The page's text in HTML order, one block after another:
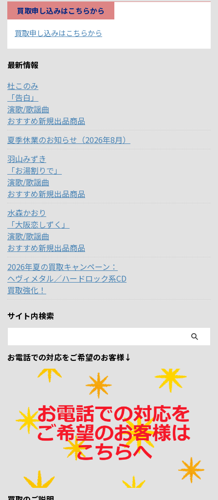
買取申し込みはこちらから
買取申し込みはこちらから
最新情報
杜このみ
「告白」
演歌/歌謡曲
おすすめ新規出品商品
夏季休業のお知らせ（2026年8月）
羽山みずき
「お湯割りで」
演歌/歌謡曲
おすすめ新規出品商品
水森かおり
「大阪恋しずく」
演歌/歌謡曲
おすすめ新規出品商品
2026年夏の買取キャンペーン：
ヘヴィメタル／ハードロック系CD
買取強化！
サイト内検索
お電話での対応をご希望のお客様↓